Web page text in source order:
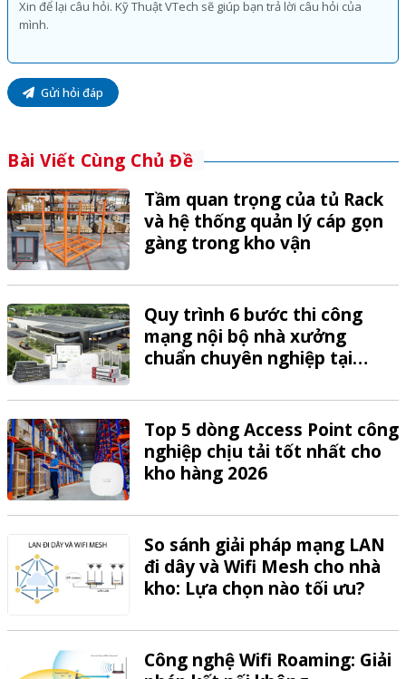
Gửi hỏi đáp
Bài Viết Cùng Chủ Đề
Tầm quan trọng của tủ Rack
và hệ thống quản lý cáp gọn
gàng trong kho vận
Quy trình 6 bước thi công
mạng nội bộ nhà xưởng
chuẩn chuyên nghiệp tại
Top 5 dòng Access Point công
nghiệp chịu tải tốt nhất cho
kho hàng 2026
So sánh giải pháp mạng LAN
đi dây và Wifi Mesh cho nhà
kho: Lựa chọn nào tối ưu?
Công nghệ Wifi Roaming: Giải